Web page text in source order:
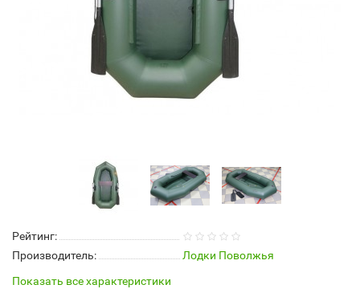
Рейтинг:
Производитель:
Лодки Поволжья
Показать все характеристики